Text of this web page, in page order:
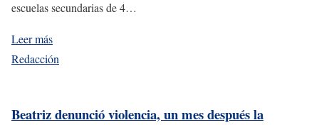
escuelas secundarias de 4…
Leer más
Redacción
Beatriz denunció violencia, un mes después la